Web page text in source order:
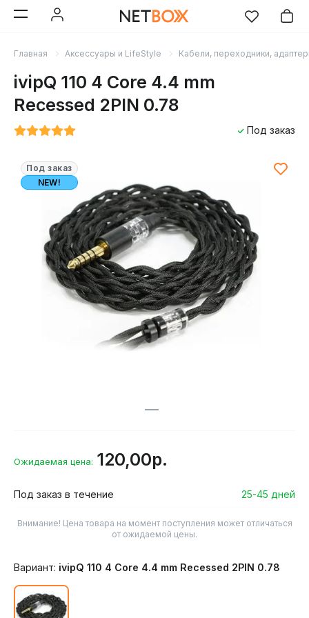
Главная Аксессуары и LifeStyle Кабели, переходники,
ivipQ 110 4 Core 4.4 mm
Recessed 2PIN 0.78
Под заказ
Под заказ
NEW!
Ожидаемая цена: 120,00р.
Под заказ в течение 25-45 дней
Внимание! Цена товара на момент поступления может отличаться
от ожидаемой цены.
Вариант: ivipQ 110 4 Core 4.4 mm Recessed 2PIN 0.78